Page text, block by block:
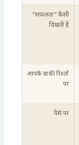
“सफलता” कैसी
दिखती है
आपके बाकी रिश्तों
पर
पैसे पर